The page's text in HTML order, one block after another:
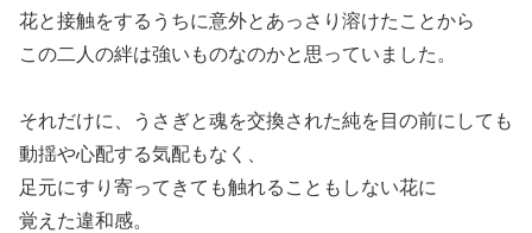
花と接触をするうちに意外とあっさり溶けたことから
この二人の絆は強いものなのかと思っていました。
それだけに、うさぎと魂を交換された純を目の前にしても
動揺や心配する気配もなく、
足元にすり寄ってきても触れることもしない花に
覚えた違和感。